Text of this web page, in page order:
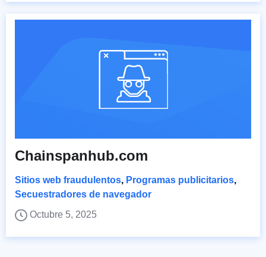
Chainspanhub.com
Sitios web fraudulentos, Programas publicitarios,
Secuestradores de navegador
Octubre 5, 2025